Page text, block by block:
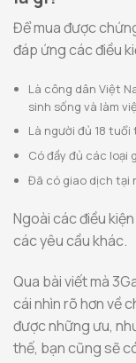
Để mua được
đáp ứng các điều
Là công dân Việt
sinh sống và làm
Là người đủ 18 tuổi
Có đầy đủ các loại
Đã có giao dịch tại
Ngoài các điều
các yêu cầu khác.
Qua bài viết mà
cái nhìn rõ hơn về
được những ưu,
thế, bạn cũng sẽ